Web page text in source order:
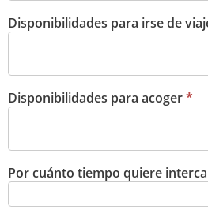
Disponibilidades para irse de
Disponibilidades para acoger*
Por cuánto tiempo quiere